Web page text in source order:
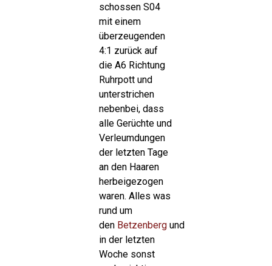
schossen S04
mit einem
überzeugenden
4:1 zurück auf
die A6 Richtung
Ruhrpott und
unterstrichen
nebenbei, dass
alle Gerüchte und
Verleumdungen
der letzten Tage
an den Haaren
herbeigezogen
waren. Alles was
rund um
den Betzenbergund
in der letzten
Woche sonst